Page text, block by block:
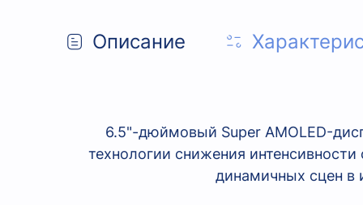
Описание
6.5"-дюймовый Super AMOLED-
технологии снижения
динамичных сцен в